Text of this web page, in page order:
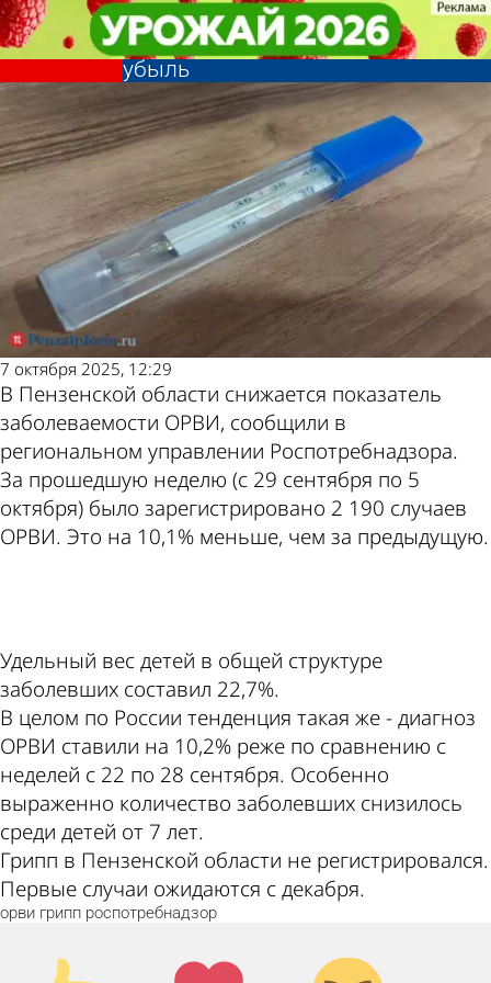
Заболеваемость ОРВИ в
Пензенской области пошла на
убыль
Общество
7 октября 2025, 12:29
В Пензенской области снижается показатель
заболеваемости ОРВИ, сообщили в
региональном управлении Роспотребнадзора.
За прошедшую неделю (с 29 сентября по 5
октября) было зарегистрировано 2 190 случаев
ОРВИ. Это на 10,1% меньше, чем за предыдущую.
Удельный вес детей в общей структуре
заболевших составил 22,7%.
В целом по России тенденция такая же - диагноз
ОРВИ ставили на 10,2% реже по сравнению с
неделей с 22 по 28 сентября. Особенно
выраженно количество заболевших снизилось
среди детей от 7 лет.
Грипп в Пензенской области не регистрировался.
Первые случаи ожидаются с декабря.
орви грипп роспотребнадзор
Палец
Лайк!
Дикий
Заболеваемость ОРВИ в
Пензенской области пошла на
убыль
Общество
Другие новости по
теме
Погода и курсы
валют в Пензе